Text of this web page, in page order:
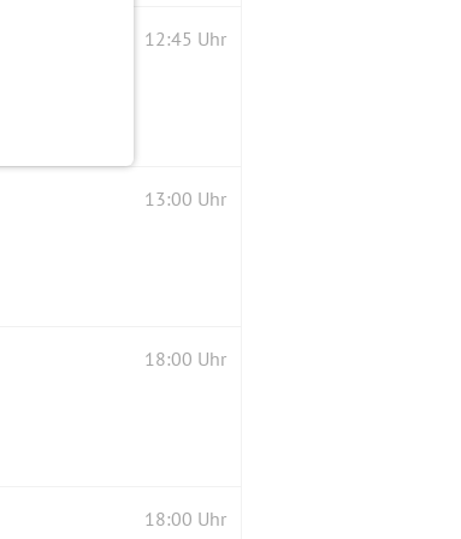
12:45 Uhr
13:00 Uhr
18:00 Uhr
18:00 Uhr